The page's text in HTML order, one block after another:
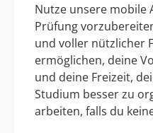
Nutze unsere mobile
Prüfung
und voller nützlicher
ermöglichen, deine
und deine Freizeit,
Studium besser zu
arbeiten, falls du